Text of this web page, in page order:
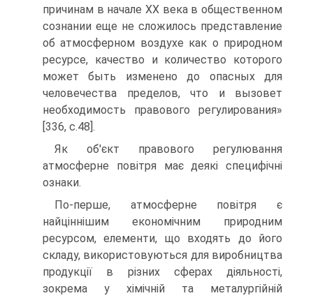
причинам в начале XX века в обществен­ном
сознании еще не сложилось представление
об атмосферном воздухе как о природном
ресурсе, ка­чество и количество которого
может быть изменено до опасных для
человечества пределов, что и вызовет
необходимость правового регулирования»
[336, с.48].
Як об'єкт правового регулювання
атмосферне по­вітря має деякі специфічні
ознаки.
По-перше, атмосферне повітря є
найціннішим економічним природним
ресурсом, елементи, що вхо­дять до його
складу, використовуються для виробни­цтва
продукції в різних сферах діяльності,
зокрема у хімічній та металургійній